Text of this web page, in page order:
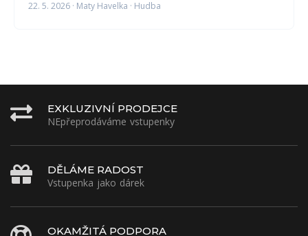
22. 5. 2026 · Maty Havelka · Hudba
EXKLUZIVNÍ PRODEJCE
NEpřeprodáváme vstupenky
DĚLÁME RADOST
Vstupenka jako dárek
OKAMŽITÁ PODPORA